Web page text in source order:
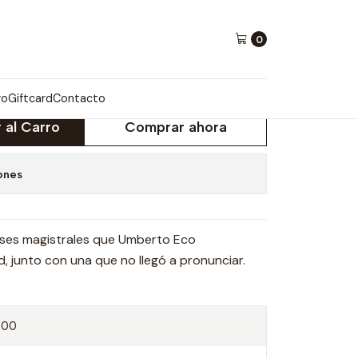
0
GiftcardContacto
al Carro Comprar ahora
magistrales que Umberto Eco
junto con una que no llegó a pronunciar.